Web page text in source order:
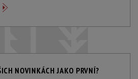
NOVINKÁCH JAKO PRVNÍ?